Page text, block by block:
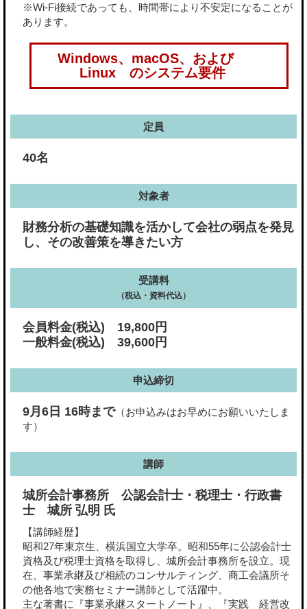
※Wi-Fi接続であっても、時間帯により不安定になることが
あります。
Windows、macOS、および
Linux のシステム要件
定員
40名
対象者
財務分析の基礎知識を活かして会社の弱点を発見
し、その改善策を導きたい方
受講料
（税込・資料代込）
会員料金(税込) 19,800円
一般料金(税込) 39,600円
申込締切
9月6日 16時まで（お申込みはお早めにお願いいたしま
す）
講師
城所会計事務所 公認会計士・税理士・行政書
士 城所 弘明 氏
【講師経歴】
昭和27年東京生、横浜国立大学卒。昭和55年に公認会計士
資格及び税理士資格を取得し、城所会計事務所を設立。現
在、事業承継及び相続のコンサルティング、商工会議所そ
の他各地で実務セミナー講師として活躍中。
主な著書に『事業承継スタートノート』、『実践 経営改